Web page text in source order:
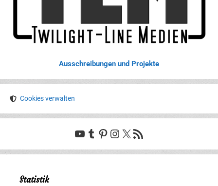
Ausschreibungen und Projekte
Cookies verwalten
YouTube
Tumblr
Pinterest
Instagram
X RSS-Feed
Statistik